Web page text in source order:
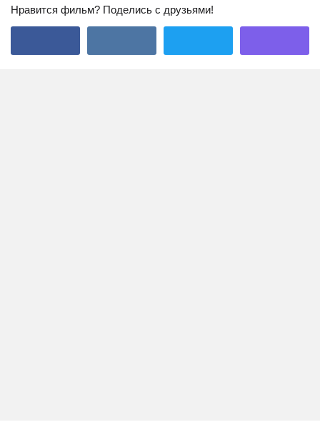
Нравится фильм? Поделись с друзьями!